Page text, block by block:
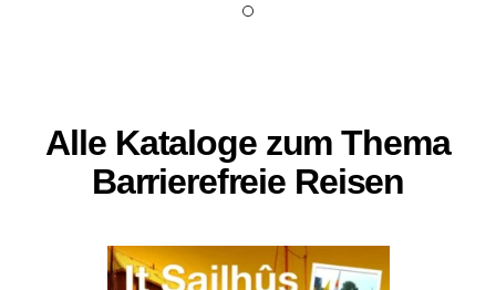
Alle Kataloge zum Thema
Barrierefreie Reisen